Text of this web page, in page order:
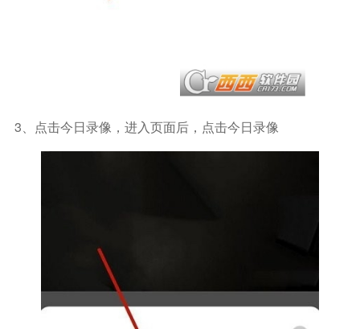
3、点击今日录像，进入页面后，点击今日录像